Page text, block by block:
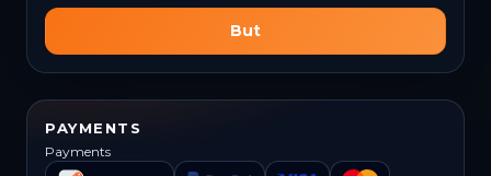
But
PAYMENTS
Payments